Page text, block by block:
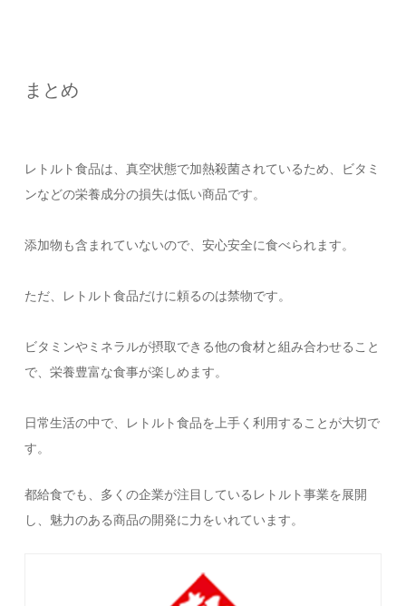
まとめ
レトルト食品は、真空状態で加熱殺菌されているため、ビタミ
ンなどの栄養成分の損失は低い商品です。
添加物も含まれていないので、安心安全に食べられます。
ただ、レトルト食品だけに頼るのは禁物です。
ビタミンやミネラルが摂取できる他の食材と組み合わせること
で、栄養豊富な食事が楽しめます。
日常生活の中で、レトルト食品を上手く利用することが大切で
す。
都給食でも、多くの企業が注目しているレトルト事業を展開
し、魅力のある商品の開発に力をいれています。